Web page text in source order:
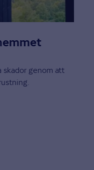
skador genom att